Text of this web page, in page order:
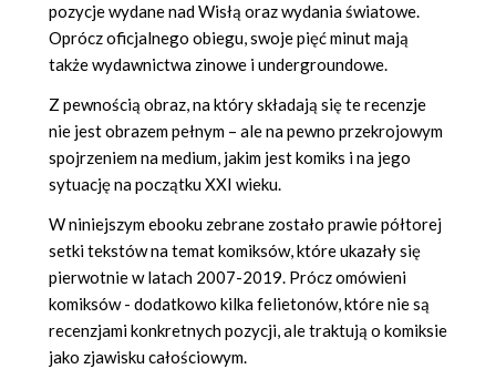
pozycje wydane nad Wisłą oraz wydania światowe.
Oprócz oficjalnego obiegu, swoje pięć minut mają
także wydawnictwa zinowe i undergroundowe.
Z pewnością obraz, na który składają się te recenzje
nie jest obrazem pełnym – ale na pewno przekrojowym
spojrzeniem na medium, jakim jest komiks i na jego
sytuację na początku XXI wieku.
W niniejszym ebooku zebrane zostało prawie półtorej
setki tekstów na temat komiksów, które ukazały się
pierwotnie w latach 2007-2019. Prócz omówieni
komiksów - dodatkowo kilka felietonów, które nie są
recenzjami konkretnych pozycji, ale traktują o komiksie
jako zjawisku całościowym.